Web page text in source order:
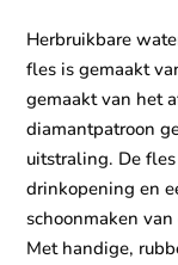
Herbruikbare
fles is gemaakt
gemaakt van het
diamantpatroon
uitstraling. De
drinkopening en
schoonmaken
Met handige,